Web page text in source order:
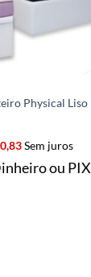
Physical Liso
Sem juros
ou PIX